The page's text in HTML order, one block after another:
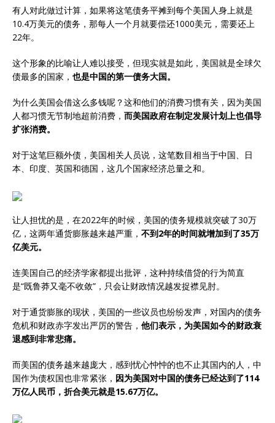
有人对此做过计算，如果将这笔债务平摊到每个美国人身上就是
10.4万美元的债务，那每人一个月就要偿还1000美元，需要还上
22年。
这个形象的比喻让人难以接受，但现实就是如此，美国就是全球欠
债最多的国家， 也是中国的第一债务大国。
为什么美国会借这么多钱呢？这和他们的消费习惯有关，因为美国
人都习惯无节制地超前消费， 而美国政府在制定发展计划上也倡导
扩张消费。
对于这笔巨额外债，美国相关人员说，这笔数目相当于中国、日
本、印度、英国和德国，这几个国家经济总量之和。
让人担忧的是，在2022年的时候，美国的债务规模就突破了30万
亿，这两年通货膨胀越来越严重， 不到2年的时间就增加到了35万
亿美元。
连美国自己的经济学家都提出批评，这种持续借贷的行为简直
是“既鲁莽又毫不收敛”，只会让财政情况越发捉襟见肘。
对于通货膨胀的现状，美国的一些议员也纷纷发声，对国内的债务
危机和财政赤字发出严厉的警告， 他们表示，为美国如今的财政衰
退感到非常悲痛。
而美国的债务越来越庞大，感到忧心忡忡的也不止其国内的人，中
国作为债权国也非常紧张， 因为美国对中国的债务已经达到了114
万亿人民币，折合美元就是15.67万亿。